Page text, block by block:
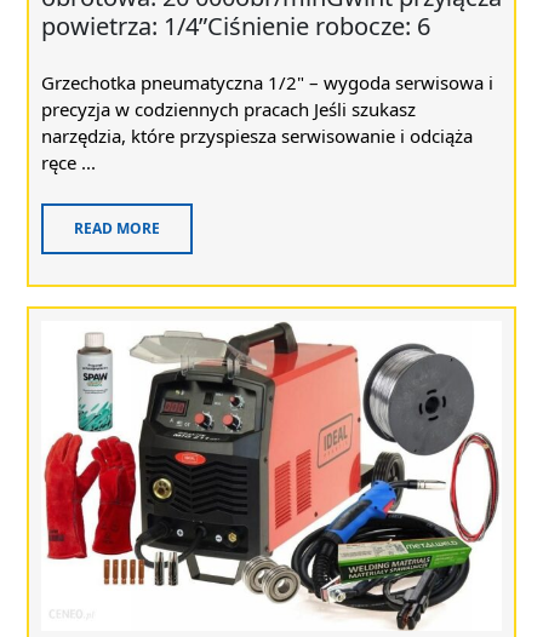
powietrza: 1/4”Ciśnienie robocze: 6
Grzechotka pneumatyczna 1/2" – wygoda serwisowa i
precyzja w codziennych pracach Jeśli szukasz
narzędzia, które przyspiesza serwisowanie i odciąża
ręce ...
READ MORE